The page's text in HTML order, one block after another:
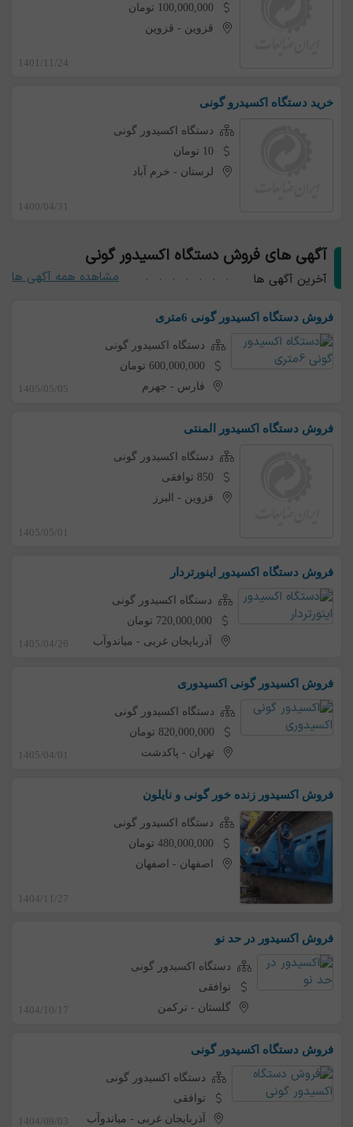
100,000,000 تومان
قزوین - قزوین
1401/11/24
خرید دستگاه اکسیدرو گونی
دستگاه اکسیدور گونی
10 تومان
لرستان - خرم آباد
1400/04/31
آگهی های فروش دستگاه اکسیدور گونی
آخرین آگهی ها مشاهده همه آگهی ها
فروش دستگاه اکسیدور گونی 6متری
دستگاه اکسیدور گونی
600,000,000 تومان
فارس - جهرم 1405/05/05
فروش دستگاه اکسیدور المنتی
دستگاه اکسیدور گونی
850 توافقی
قزوین - البرز
1405/05/01
فروش دستگاه اکسیدور اینورتردار
دستگاه اکسیدور گونی
720,000,000 تومان
آذربایجان غربی - میاندوآب 1405/04/26
فروش اکسیدور گونی اکسیدوری
دستگاه اکسیدور گونی
820,000,000 تومان
تهران - پاکدشت 1405/04/01
فروش اکسیدور زنده خور گونی و نایلون
دستگاه اکسیدور گونی
480,000,000 تومان
اصفهان - اصفهان
1404/11/27
فروش اکسیدور در حد نو
دستگاه اکسیدور گونی
توافقی
گلستان -ترکمن 1404/10/17
فروش دستگاه اکسیدور گونی
دستگاه اکسیدور گونی
توافقی
آذربایجان غربی - میاندوآب 1404/09/03